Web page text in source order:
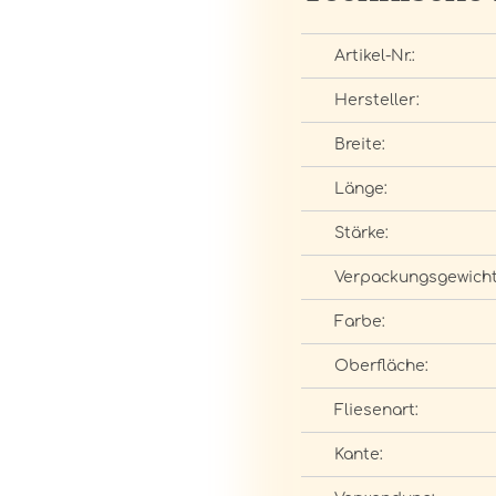
Artikel-Nr.:
Hersteller:
Breite:
Länge:
Stärke:
Farbe:
Oberfläche:
Fliesenart:
Kante: